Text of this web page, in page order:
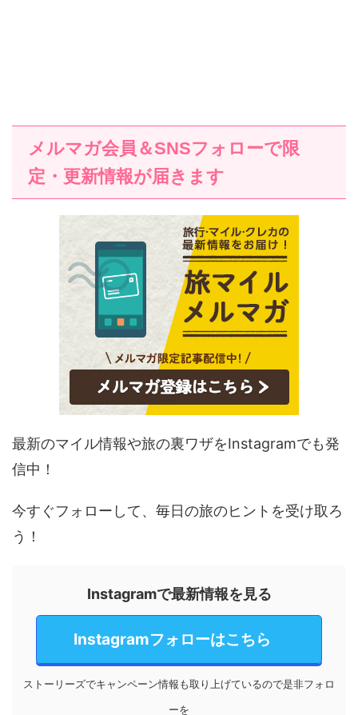
メルマガ会員＆SNSフォローで限
定・更新情報が届きます
最新のマイル情報や旅の裏ワザをInstagramでも発
信中！
今すぐフォローして、毎日の旅のヒントを受け取ろ
う！
Instagramで最新情報を見る
Instagramフォローはこちら
ストーリーズでキャンペーン情報も取り上げているので是非フォロ
ーを